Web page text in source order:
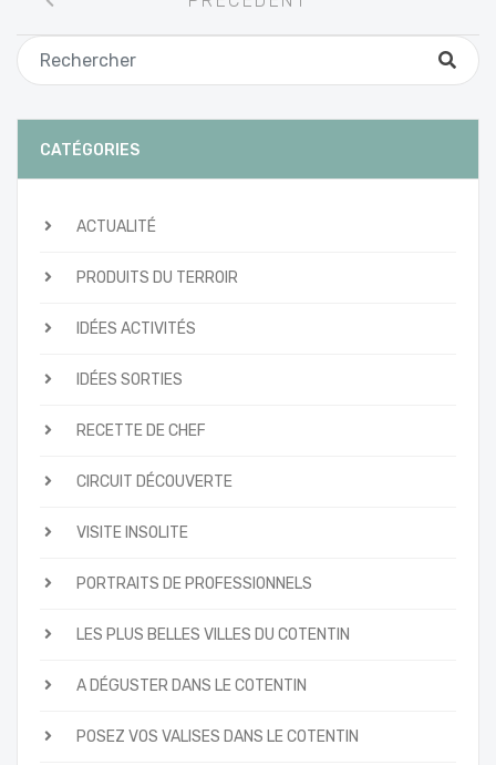
entre
les
articles
CATÉGORIES
ACTUALITÉ
PRODUITS DU TERROIR
IDÉES ACTIVITÉS
IDÉES SORTIES
RECETTE DE CHEF
CIRCUIT DÉCOUVERTE
VISITE INSOLITE
PORTRAITS DE PROFESSIONNELS
LES PLUS BELLES VILLES DU COTENTIN
A DÉGUSTER DANS LE COTENTIN
POSEZ VOS VALISES DANS LE COTENTIN